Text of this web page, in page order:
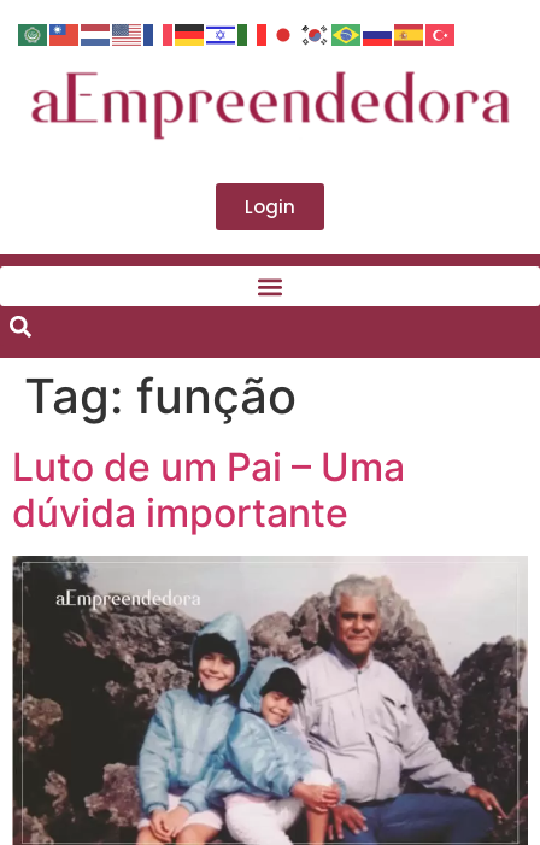
Login
Tag: função
Luto de um Pai – Uma
dúvida importante